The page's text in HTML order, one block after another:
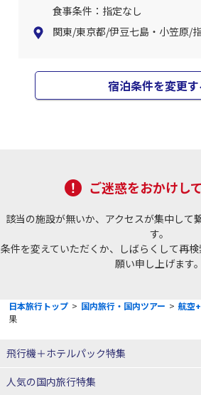
食事条件：指定なし
関東/東京都/伊豆七島・小笠原/
宿泊条件を変更す
ご迷惑をおかけし
該当の施設が無いか、アクセスが集中して
す。
条件を変えていただくか、しばらくして再
願い申し上げます。
日本旅行トップ > 国内旅行・国内ツアー > 航空
果
飛行機＋ホテルパック特集
赤い風船ダイナミックパッケージ
ＪＡＬ
人気の国内旅行特集